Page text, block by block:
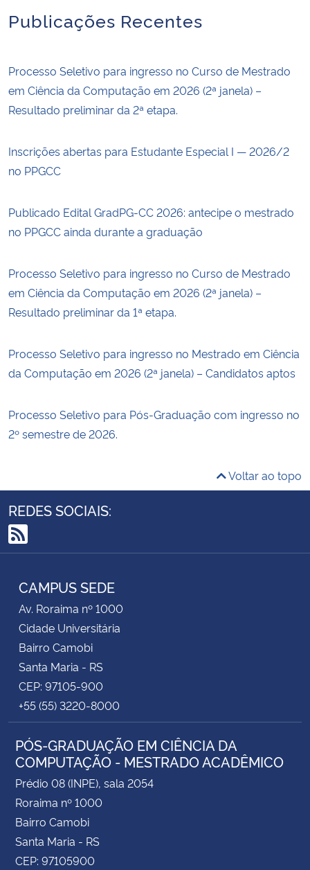
Publicações Recentes
Processo Seletivo para ingresso no Curso de Mestrado
em Ciência da Computação em 2026 (2ª janela) –
Resultado preliminar da 2ª etapa.
Inscrições abertas para Estudante Especial I — 2026/2
no PPGCC
Publicado Edital GradPG-CC 2026: antecipe o mestrado
no PPGCC ainda durante a graduação
Processo Seletivo para ingresso no Curso de Mestrado
em Ciência da Computação em 2026 (2ª janela) –
Resultado preliminar da 1ª etapa.
Processo Seletivo para ingresso no Mestrado em Ciência
da Computação em 2026 (2ª janela) – Candidatos aptos
Processo Seletivo para Pós-Graduação com ingresso no
2º semestre de 2026.
Voltar ao topo
REDES SOCIAIS:
RSS
CAMPUS SEDE
Av. Roraima nº 1000
Cidade Universitária
Bairro Camobi
Santa Maria - RS
CEP: 97105-900
+55 (55) 3220-8000
PÓS-GRADUAÇÃO EM CIÊNCIA DA
COMPUTAÇÃO - MESTRADO ACADÊMICO
Prédio 08 (INPE), sala 2054
Roraima nº 1000
Bairro Camobi
Santa Maria - RS
CEP: 97105900